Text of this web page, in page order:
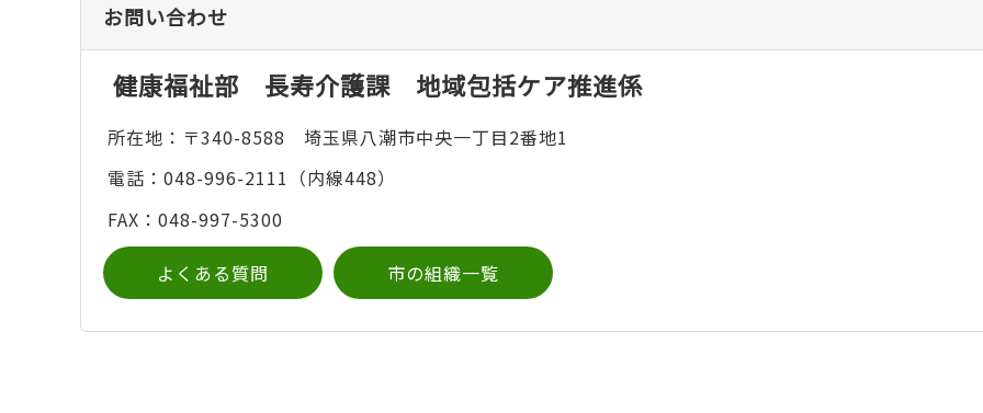
お問い合わせ
健康福祉部 長寿介護課 地域包括ケア推進係
所在地：〒340-8588 埼玉県八潮市中央一丁目2番地1
電話：048-996-2111（内線448）
FAX：048-997-5300
よくある質問 市の組織一覧